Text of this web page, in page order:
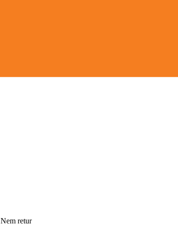
Nem retur